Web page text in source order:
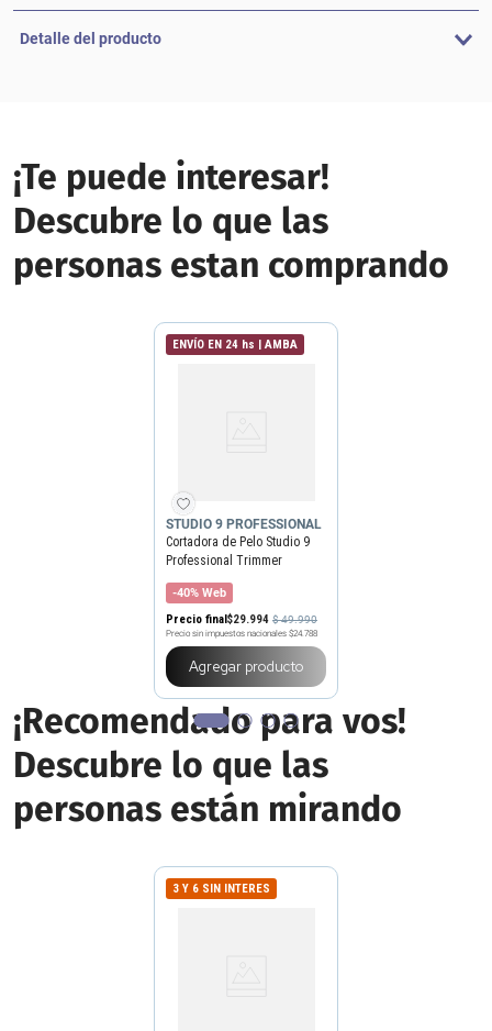
Detalle del producto
¡Te puede interesar!
Descubre lo que las
personas estan comprando
ENVÍO EN 24 hs | AMBA
STUDIO 9 PROFESSIONAL
Cortadora de Pelo Studio 9
Professional Trimmer
Multiuso
-40% Web
Precio final$29.994 $49.990
Precio sin impuestos nacionales $24.788
Agregar producto
¡Recomendado para vos!
Descubre lo que las
personas están mirando
3 Y 6 SIN INTERES